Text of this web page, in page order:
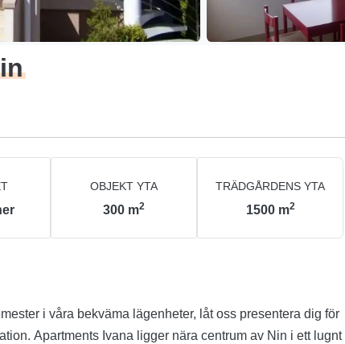
OBJEKT YTA
300 m2
TRÄDGÅRDENS YTA
1500 m2
i våra bekväma lägenheter, låt oss presentera dig för
Apartments Ivana ligger nära centrum av Nin i ett lugnt